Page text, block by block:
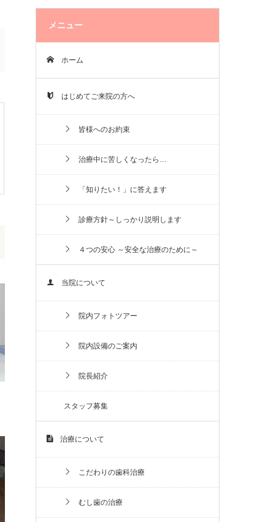
メニュー
ホーム
はじめてご来院の方へ
皆様へのお約束
治療中に苦しくなったら…
「知りたい！」に答えます
診療方針～しっかり説明します
４つの安心 ～安全な治療のために～
当院について
院内フォトツアー
院内設備のご案内
院長紹介
スタッフ募集
治療について
こだわりの歯科治療
むし歯の治療